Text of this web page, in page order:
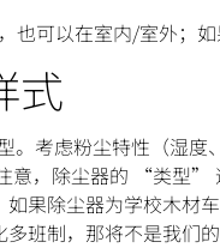
也可以在室内/室外；如
式
。考虑粉尘特性（湿
意，除尘器的 “类型
果除尘器为学校木材
班制，那将不是我们的